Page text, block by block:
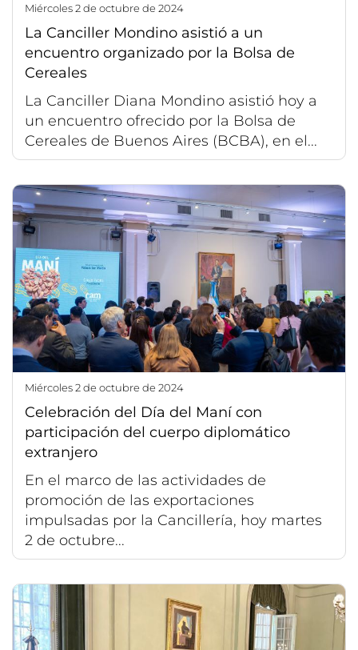
miércoles 2 de octubre de 2024
La Canciller Mondino asistió a un
encuentro organizado por la Bolsa de
Cereales
La Canciller Diana Mondino asistió hoy a
un encuentro ofrecido por la Bolsa de
Cereales de Buenos Aires (BCBA), en el...
miércoles 2 de octubre de 2024
Celebración del Día del Maní con
participación del cuerpo diplomático
extranjero
En el marco de las actividades de
promoción de las exportaciones
impulsadas por la Cancillería, hoy martes
2 de octubre...